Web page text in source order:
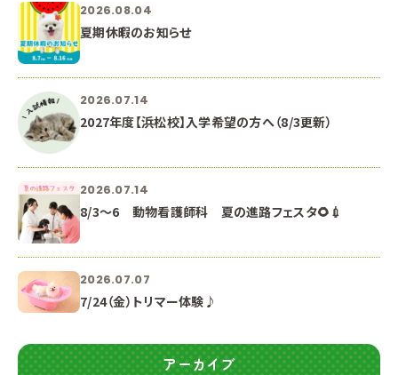
2026.08.04
夏期休暇のお知らせ
2026.07.14
2027年度【浜松校】入学希望の方へ（8/3更新）
2026.07.14
8/3～6 動物看護師科 夏の進路フェスタ🌻💉
2026.07.07
7/24（金）トリマー体験♪
アーカイブ